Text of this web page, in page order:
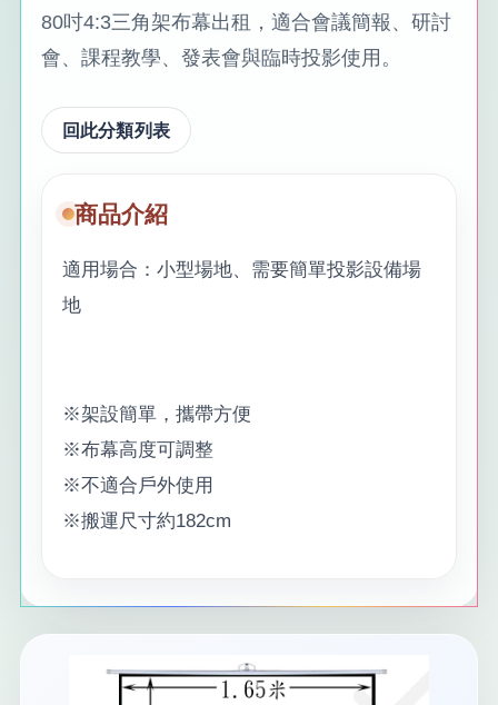
80吋4:3三角架布幕出租，適合會議簡報、研討
會、課程教學、發表會與臨時投影使用。
回此分類列表
商品介紹
適用場合：小型場地、需要簡單投影設備場
地
※架設簡單，攜帶方便
※布幕高度可調整
※不適合戶外使用
※搬運尺寸約182cm